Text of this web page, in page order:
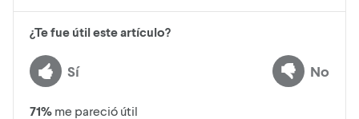
¿Te fue útil este artículo?
Sí No
71% me pareció útil